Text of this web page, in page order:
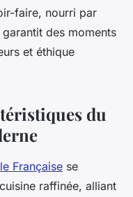
faire, nourri par
des moments
et éthique
du
Française se
raffinée, alliant